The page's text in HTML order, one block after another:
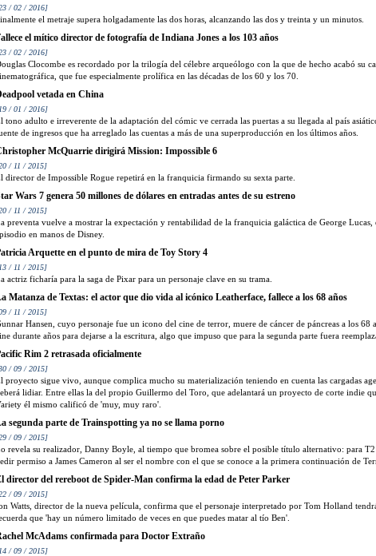
/ 02 / 2016]
el metraje supera holgadamente las dos horas, alcanzando las dos y treinta y un minutos.
el mítico director de fotografía de Indiana Jones a los 103 años
/ 02 / 2016]
Clocombe es recordado por la trilogía del célebre arqueólogo con la que de hecho acabó su
que fue especialmente prolífica en las décadas de los 60 y los 70.
vetada en China
/ 01 / 2016]
tono adulto e irreverente de la adaptación del cómic ve cerrada las puertas a su llegada al país
de ingresos que ha arreglado las cuentas a más de una superproducción en los últimos años.
McQuarrie dirigirá Mission: Impossible 6
/ 11 / 2015]
director de Impossible Rogue repetirá en la franquicia firmando su sexta parte.
Wars 7 genera 50 millones de dólares en entradas antes de su estreno
/ 11 / 2015]
preventa vuelve a mostrar la expectación y rentabilidad de la franquicia galáctica de George Lucas,
en manos de Disney.
Arquette en el punto de mira de Toy Story 4
/ 11 / 2015]
actriz ficharía para la saga de Pixar para un personaje clave en su trama.
Matanza de Textas: el actor que dio vida al icónico Leatherface, fallece a los 68 años
/ 11 / 2015]
Hansen, cuyo personaje fue un icono del cine de terror, muere de cáncer de páncreas a los 68
durante años para dejarse a la escritura, algo que impuso que para la segunda parte fuera
Rim 2 retrasada oficialmente
/ 09 / 2015]
proyecto sigue vivo, aunque complica mucho su materialización teniendo en cuenta las cargadas
lidiar. Entre ellas la del propio Guillermo del Toro, que adelantará un proyecto de corte indie
él mismo calificó de 'muy, muy raro'.
segunda parte de Trainspotting ya no se llama porno
/ 09 / 2015]
revela su realizador, Danny Boyle, al tiempo que bromea sobre el posible título alternativo: para
permiso a James Cameron al ser el nombre con el que se conoce a la primera continuación de
director del rereboot de Spider-Man confirma la edad de Peter Parker
/ 09 / 2015]
Watts, director de la nueva película, confirma que el personaje interpretado por Tom Holland
que 'hay un número limitado de veces en que puedes matar al tío Ben'.
McAdams confirmada para Doctor Extraño
/ 09 / 2015]